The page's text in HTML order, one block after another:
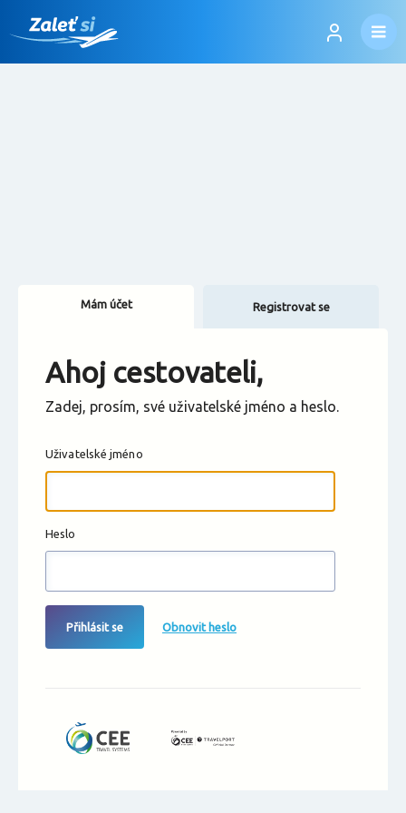
Změnit měnu
Mám účet Registrovat se
Ahoj cestovateli,
Zadej, prosím, své uživatelské jméno a heslo.
Uživatelské jméno
Heslo
Přihlásit se Obnovit heslo